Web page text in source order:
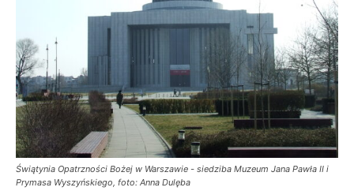
Świątynia Opatrzności Bożej w Warszawie - siedziba Muzeum Jana Pawła II i
Prymasa Wyszyńskiego, foto: Anna Dulęba